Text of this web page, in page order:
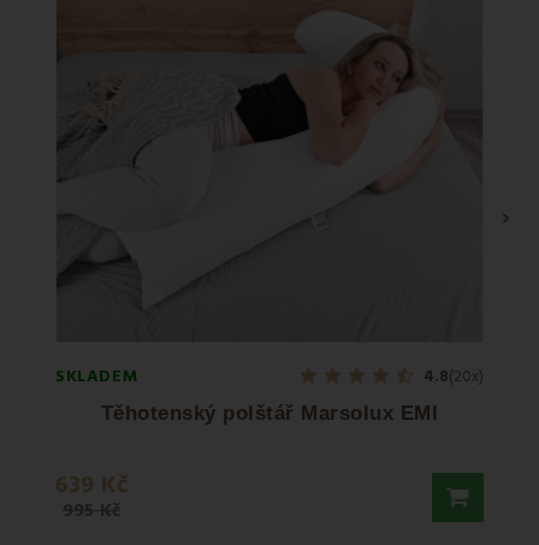
SKLADEM 4.8(20x)
Těhotenský polštář Marsolux EMI
639 Kč
995 Kč
›